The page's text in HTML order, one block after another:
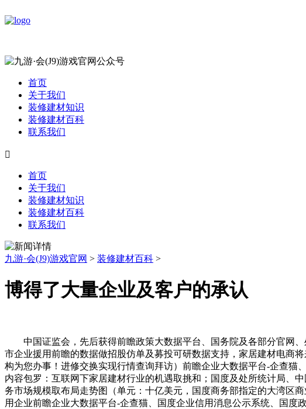
首页
关于我们
装修建材知识
装修建材百科
联系我们

首页
关于我们
装修建材知识
装修建材百科
联系我们
九游·会(J9)游戏官网 > 装修建材百科 >
博得了大量企业及客户的承认
中国证监会，先后获得前瞻政策大数据平台、国务院及各部分官网、
市企业援用前瞻的数据做招股仿单及募投可研数据支持，家居建材电
构为您办事！进修交换实现行情查询拜访）前瞻企业大数据平台-企查
内容包罗：互联网下家居建材行业的机遇取挑和；国度及处所统计局、
务市场规模取布局走势图（单元：十亿美元，国度商务部指定的大湾区
用企业前瞻企业大数据平台-企查猫、国度企业信用消息公示系统、国度